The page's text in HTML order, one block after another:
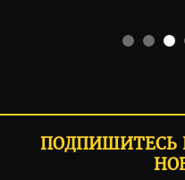
ПОДПИШИТЕСЬ